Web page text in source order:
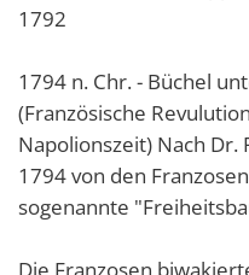
1792
1794 n. Chr. - Büchel
(Französische
Napolionszeit) Nach Dr.
1794 von den
sogenannte